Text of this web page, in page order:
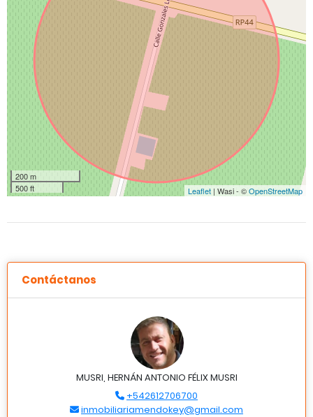
200 m
500 ft
Leaflet | Wasi - ©OpenStreetMap
Contáctanos
MUSRI, HERNÁN ANTONIO FÉLIX MUSRI
+542612706700
inmobiliariamendokey@gmail.com